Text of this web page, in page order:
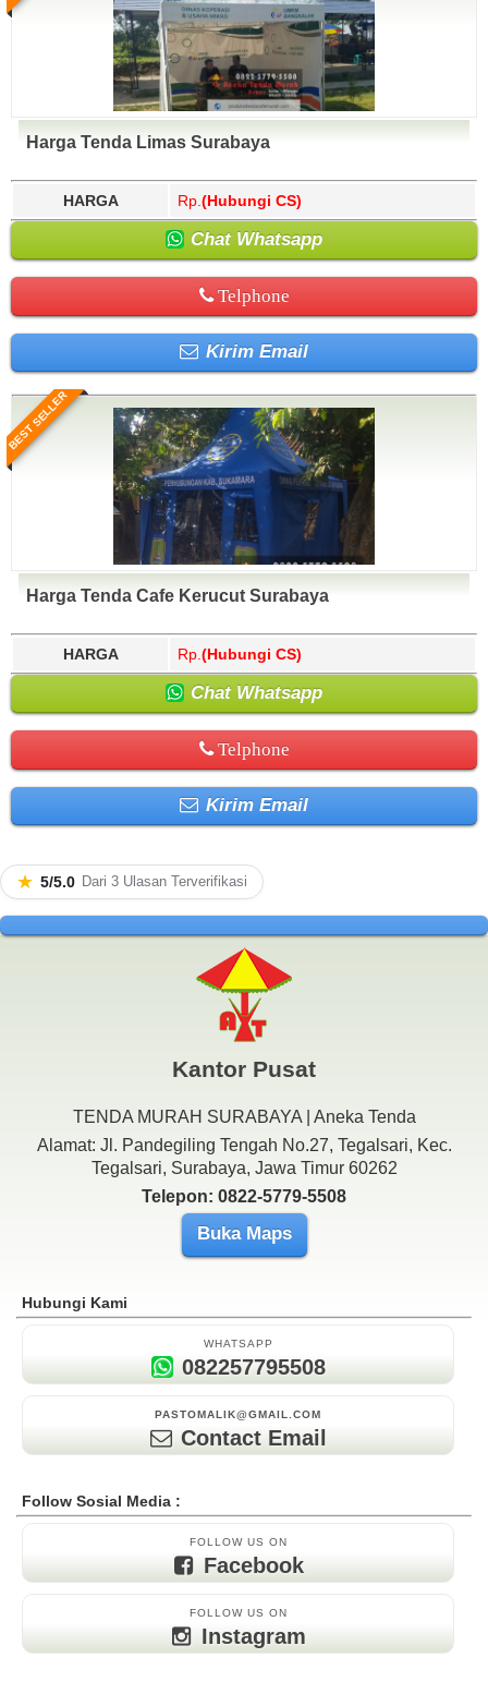
Harga Tenda Limas Surabaya
HARGA Rp. (Hubungi CS)
Chat Whatsapp
Telphone
Kirim Email
BEST SELLER
Harga Tenda Cafe Kerucut Surabaya
HARGA Rp. (Hubungi CS)
Chat Whatsapp
Telphone
Kirim Email
★ 5/5.0 Dari 3 Ulasan Terverifikasi
Kantor Pusat
TENDA MURAH SURABAYA | Aneka Tenda
Alamat: Jl. Pandegiling Tengah No.27, Tegalsari, Kec.
Tegalsari, Surabaya, Jawa Timur 60262
Telepon: 0822-5779-5508
Buka Maps
Hubungi Kami
WHATSAPP
082257795508
PASTOMALIK@GMAIL.COM
Contact Email
Follow Sosial Media :
FOLLOW US ON
Facebook
FOLLOW US ON
Instagram